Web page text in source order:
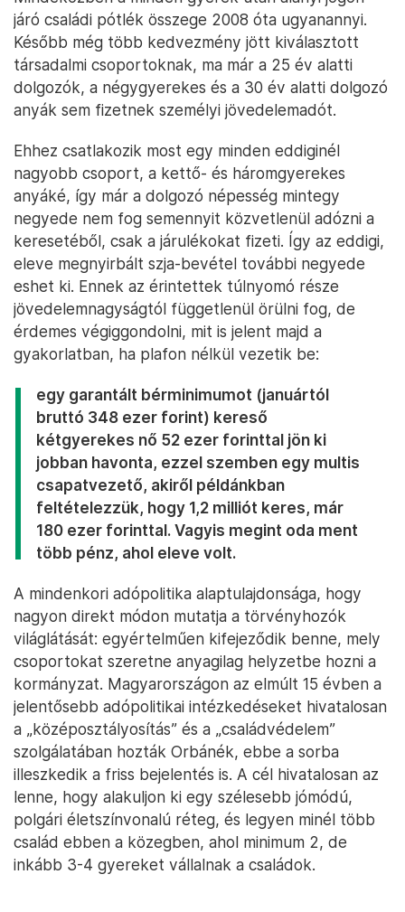
járó családi pótlék összege 2008 óta ugyanannyi.
Később még több kedvezmény jött kiválasztott
társadalmi csoportoknak, ma már a 25 év alatti
dolgozók, a négygyerekes és a 30 év alatti dolgozó
anyák sem fizetnek személyi jövedelemadót.
Ehhez csatlakozik most egy minden eddiginél
nagyobb csoport, a kettő- és háromgyerekes
anyáké, így már a dolgozó népesség mintegy
negyede nem fog semennyit közvetlenül adózni a
keresetéből, csak a járulékokat fizeti. Így az eddigi,
eleve megnyirbált szja-bevétel további negyede
eshet ki. Ennek az érintettek túlnyomó része
jövedelemnagyságtól függetlenül örülni fog, de
érdemes végiggondolni, mit is jelent majd a
gyakorlatban, ha plafon nélkül vezetik be:
egy garantált bérminimumot (januártól
bruttó 348 ezer forint) kereső
kétgyerekes nő 52 ezer forinttal jön ki
jobban havonta, ezzel szemben egy multis
csapatvezető, akiről példánkban
feltételezzük, hogy 1,2 milliót keres, már
180 ezer forinttal. Vagyis megint oda ment
több pénz, ahol eleve volt.
A mindenkori adópolitika alaptulajdonsága, hogy
nagyon direkt módon mutatja a törvényhozók
világlátását: egyértelműen kifejeződik benne, mely
csoportokat szeretne anyagilag helyzetbe hozni a
kormányzat. Magyarországon az elmúlt 15 évben a
jelentősebb adópolitikai intézkedéseket hivatalosan
a „középosztályosítás” és a „családvédelem”
szolgálatában hozták Orbánék, ebbe a sorba
illeszkedik a friss bejelentés is. A cél hivatalosan az
lenne, hogy alakuljon ki egy szélesebb jómódú,
polgári életszínvonalú réteg, és legyen minél több
család ebben a közegben, ahol minimum 2, de
inkább 3-4 gyereket vállalnak a családok.